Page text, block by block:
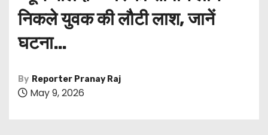
निकले युवक की लौटी लाश, जानें
घटना…
By Reporter Pranay Raj
May 9, 2026